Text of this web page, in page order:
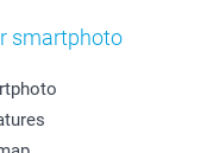
smartphoto